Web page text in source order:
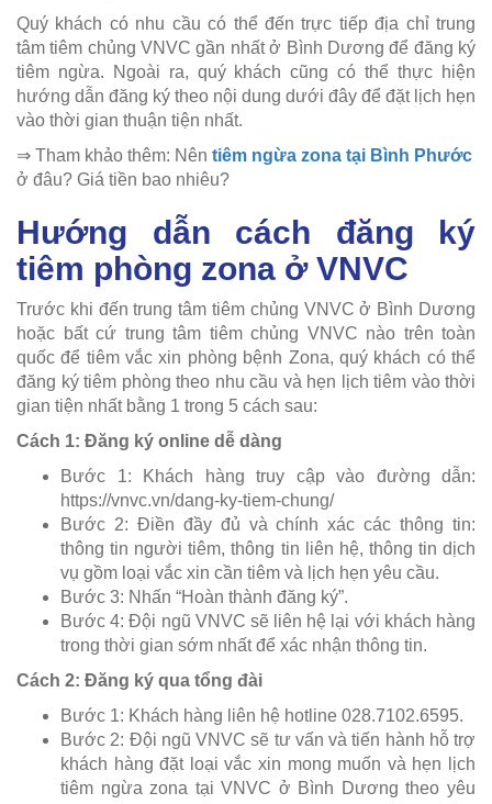
Quý khách có nhu cầu có thể đến trực tiếp địa chỉ trung
tâm tiêm chủng VNVC gần nhất ở Bình Dương để đăng ký
tiêm ngừa. Ngoài ra, quý khách cũng có thể thực hiện
hướng dẫn đăng ký theo nội dung dưới đây để đặt lịch hẹn
vào thời gian thuận tiện nhất.
⇒ Tham khảo thêm: Nên tiêm ngừa zona tại Bình Phước
ở đâu? Giá tiền bao nhiêu?
Hướng dẫn cách đăng ký
tiêm phòng zona ở VNVC
Trước khi đến trung tâm tiêm chủng VNVC ở Bình Dương
hoặc bất cứ trung tâm tiêm chủng VNVC nào trên toàn
quốc để tiêm vắc xin phòng bệnh Zona, quý khách có thể
đăng ký tiêm phòng theo nhu cầu và hẹn lịch tiêm vào thời
gian tiện nhất bằng 1 trong 5 cách sau:
Cách 1: Đăng ký online dễ dàng
Bước 1: Khách hàng truy cập vào đường dẫn:
https://vnvc.vn/dang-ky-tiem-chung/
Bước 2: Điền đầy đủ và chính xác các thông tin:
thông tin người tiêm, thông tin liên hệ, thông tin dịch
vụ gồm loại vắc xin cần tiêm và lịch hẹn yêu cầu.
Bước 3: Nhấn “Hoàn thành đăng ký”.
Bước 4: Đội ngũ VNVC sẽ liên hệ lại với khách hàng
trong thời gian sớm nhất để xác nhận thông tin.
Cách 2: Đăng ký qua tổng đài
Bước 1: Khách hàng liên hệ hotline 028.7102.6595.
Bước 2: Đội ngũ VNVC sẽ tư vấn và tiến hành hỗ trợ
khách hàng đặt loại vắc xin mong muốn và hẹn lịch
tiêm ngừa zona tại VNVC ở Bình Dương theo yêu